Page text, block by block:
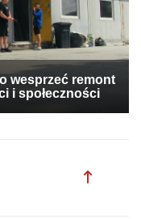
wesprzeć remont
i społeczności